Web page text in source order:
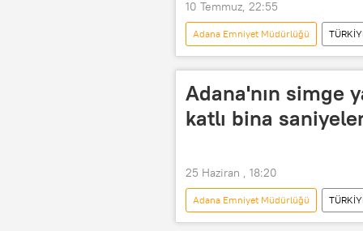
10 Temmuz, 22:55
Adana Emniyet Müdürlüğü
Adana Cumhuriyet Başsavcılığı
Adana'nın simge
katlı bina
25 Haziran , 18:20
Adana Emniyet Müdürlüğü
Adana Büyükşehir Belediyesi